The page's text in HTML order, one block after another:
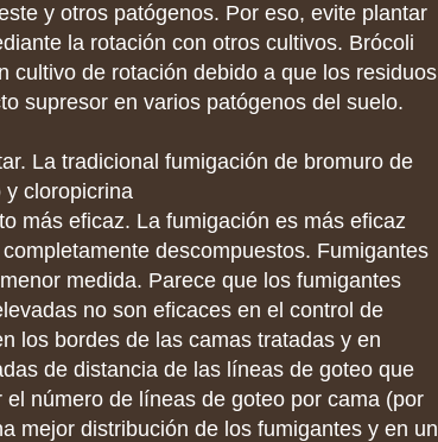
y otros patógenos. Por eso, evite plantar
la rotación con otros cultivos. Brócoli
cultivo de rotación debido a que los residuos
supresor en varios patógenos del suelo.
La tradicional fumigación de bromuro de
y cloropicrina
más eficaz. La fumigación es más eficaz
descompuestos. Fumigantes
medida. Parece que los fumigantes
no son eficaces en el control de
los bordes de las camas tratadas y en
de distancia de las líneas de goteo que
número de líneas de goteo por cama (por
mejor distribución de los fumigantes y en un